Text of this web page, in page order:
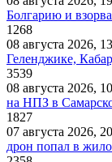
Болгарию и
1268
08 августа 2026,
Геленджике,
3539
08 августа 2026,
на НПЗ в
1827
07 августа 2026,
дрон попал в